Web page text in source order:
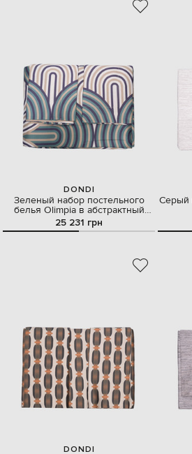
DONDI
Зеленый набор постельного
белья Olimpia в абстрактный
узор
25 231 грн
Серый
DONDI